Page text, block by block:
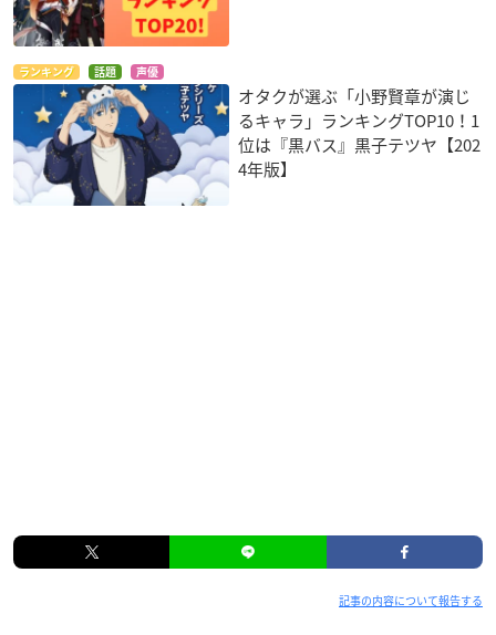
ランキング 話題 声優
オタクが選ぶ「小野賢章が演じ
るキャラ」ランキングTOP10！1
位は『黒バス』黒子テツヤ【202
4年版】
記事の内容について報告する